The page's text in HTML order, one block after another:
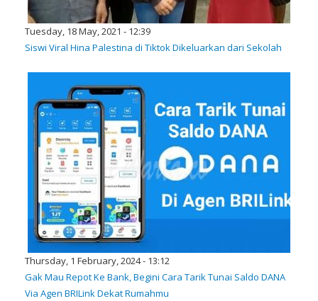
Tuesday, 18 May, 2021 - 12:39
Siswi Viral Hina Palestina di Tiktok Dikeluarkan dari Sekolah
Thursday, 1 February, 2024 - 13:12
Gak Mau Repot Ke Bank, Begini Cara Tarik Tunai Saldo DANA
Via Agen BRILink Dekat Rumahmu